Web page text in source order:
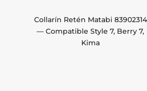
Collarín Retén Matabi 83902314
— Compatible Style 7, Berry 7,
Kima